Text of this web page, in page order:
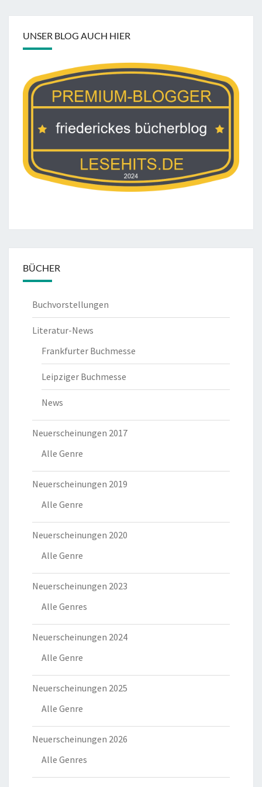
UNSER BLOG AUCH HIER
BÜCHER
Buchvorstellungen
Literatur-News
Frankfurter Buchmesse
Leipziger Buchmesse
News
Neuerscheinungen 2017
Alle Genre
Neuerscheinungen 2019
Alle Genre
Neuerscheinungen 2020
Alle Genre
Neuerscheinungen 2023
Alle Genres
Neuerscheinungen 2024
Alle Genre
Neuerscheinungen 2025
Alle Genre
Neuerscheinungen 2026
Alle Genres